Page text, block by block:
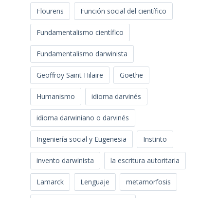
Flourens Función social del científico
Fundamentalismo científico
Fundamentalismo darwinista
Geoffroy Saint Hilaire Goethe
Humanismo idioma darvinés
idioma darwiniano o darvinés
Ingeniería social y Eugenesia Instinto
invento darwinista la escritura autoritaria
Lamarck Lenguaje metamorfosis